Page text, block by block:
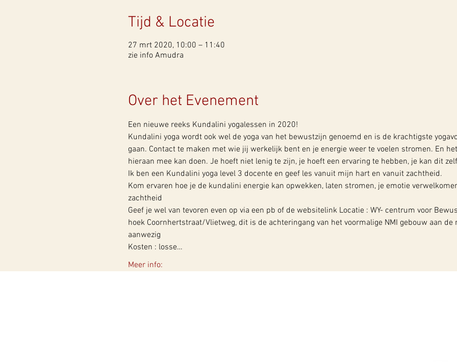
Tijd & Locatie
27 mrt 2020, 10:00 – 11:40
zie info Amudra
Over het Evenement
Een nieuwe reeks Kundalini yogalessen in 2020!
Kundalini yoga wordt ook wel de yoga van het bewustzijn genoemd en is de krachtigste
gaan. Contact te maken met wie jij werkelijk bent en je energie weer te voelen stromen. En
hieraan mee kan doen. Je hoeft niet lenig te zijn, je hoeft een ervaring te hebben, je kan dit
Ik ben een Kundalini yoga level 3 docente en geef les vanuit mijn hart en vanuit zachtheid.
Kom ervaren hoe je de kundalini energie kan opwekken, laten stromen, je emotie
zachtheid
Geef je wel van tevoren even op via een pb of de websitelink Locatie : WY- centrum voor
hoek Coornhertstraat/Vlietweg, dit is de achteringang van het voormalige NMI gebouw aan
aanwezig
Kosten : losse…
Meer info: